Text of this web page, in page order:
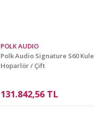
POLK AUDIO
Polk Audio Signature S60 Kule
Hoparlör / Çift
131.842,56 TL